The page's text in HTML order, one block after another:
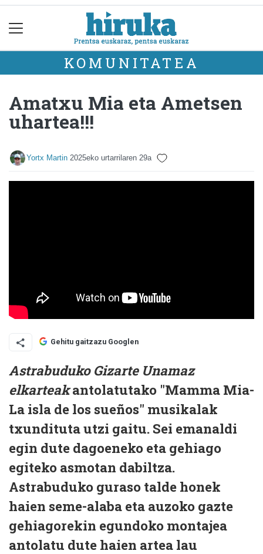
KOMUNITATEA
Amatxu Mia eta Ametsen
uhartea!!!
Yortx Martin 2025eko urtarrilaren 29a
Gehitu gaitzazu Googlen
Astrabuduko Gizarte Unamaz
elkarteakantolatutako "Mamma Mia-
La isla de los sueños" musikalak
txundituta utzi gaitu. Sei emanaldi
egin dute dagoeneko eta gehiago
egiteko asmotan dabiltza.
Astrabuduko guraso talde honek
haien seme-alaba eta auzoko gazte
gehiagorekin egundoko montajea
antolatu dute haien artea lau